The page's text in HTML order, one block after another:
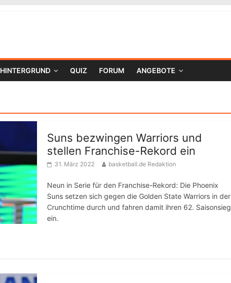
HINTERGRUND QUIZ FORUM ANGEBOTE
Suns bezwingen Warriors und
stellen Franchise-Rekord ein
31. März 2022 basketball.de Redaktion
Neun in Serie für den Franchise-Rekord: Die Phoenix
Suns setzen sich gegen die Golden State Warriors in der
Crunchtime durch und fahren damit ihren 62. Saisonsieg
ein.